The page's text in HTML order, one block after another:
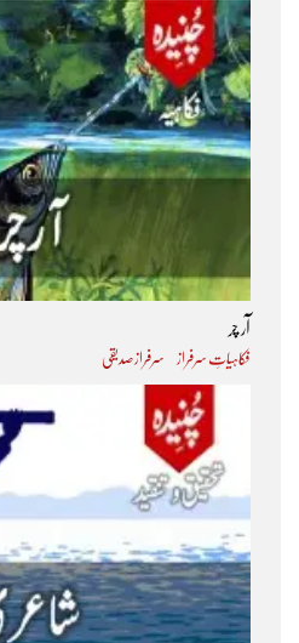
آر چر
فکاہیاتِ سرفراز سرفراز صدیقی